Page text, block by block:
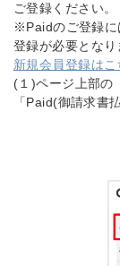
ご登録ください。
※Paidのご登録に
登録が必要となり
新規会員登録はこ
(１)ページ上部の
「Paid(御請求書